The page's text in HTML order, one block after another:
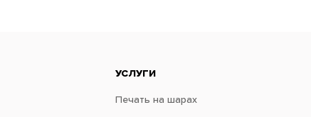
УСЛУГИ
Печать на шарах